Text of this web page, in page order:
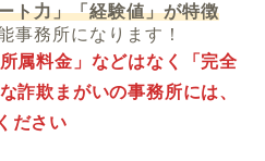
ト力」「経験値」が特徴
事務所になります！
属料金」などはなく「完全
詐欺まがいの事務所には、
ださい